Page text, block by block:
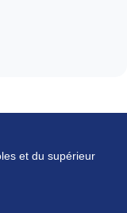
et du supérieur